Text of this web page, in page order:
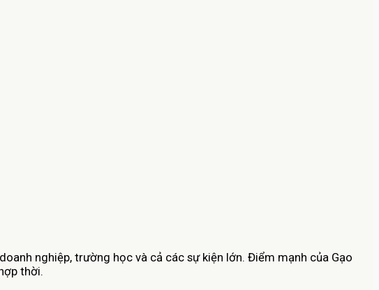
nghiệp, trường học và cả các sự kiện lớn. Điểm mạnh của Gạo
thời.